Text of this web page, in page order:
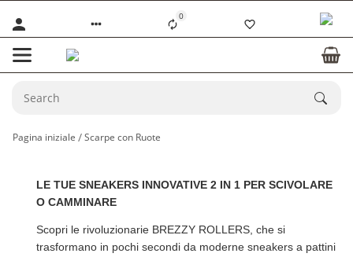
0
Pagina iniziale Scarpe con Ruote
LE TUE SNEAKERS INNOVATIVE 2 IN 1 PER SCIVOLARE
O CAMMINARE
Scopri le rivoluzionarie BREZZY ROLLERS , che si
trasformano in pochi secondi da moderne sneakers a pattini